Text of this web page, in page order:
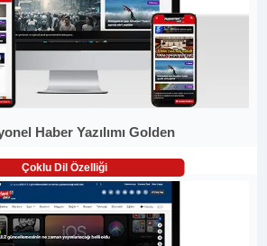
Haber Yazılımı Golden
Çoklu Dil Özelliği